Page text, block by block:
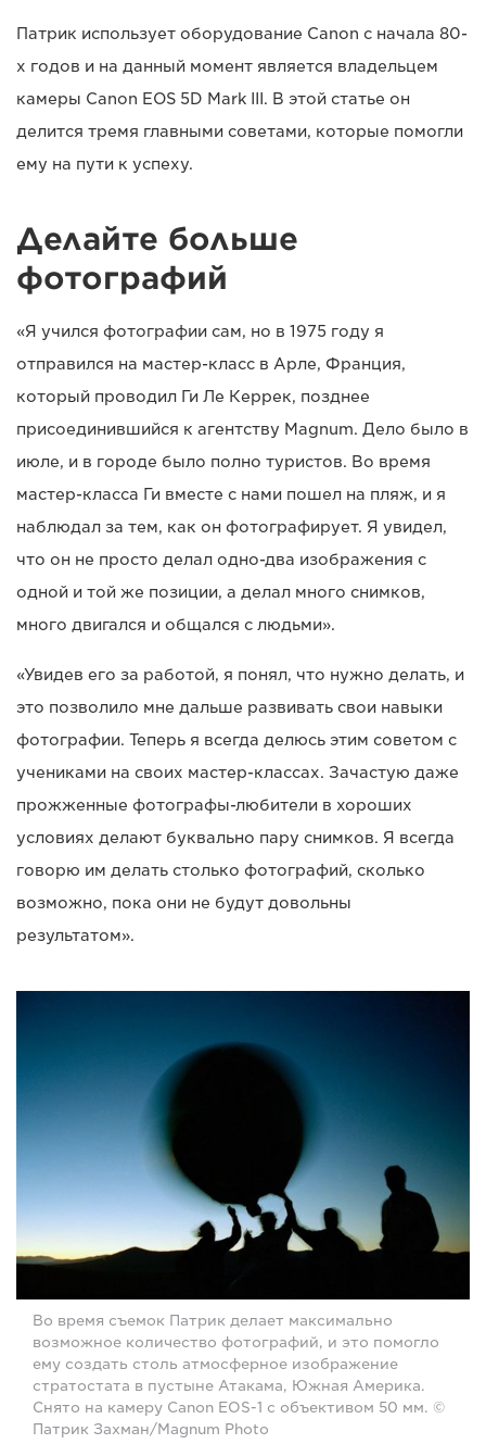
Патрик использует оборудование Canon с начала 80-
х годов и на данный момент является владельцем
камеры Canon EOS 5D Mark III. В этой статье он
делится тремя главными советами, которые помогли
ему на пути к успеху.
Делайте больше
фотографий
«Я учился фотографии сам, но в 1975 году я
отправился на мастер-класс в Арле, Франция,
который проводил Ги Ле Керрек, позднее
присоединившийся к агентству Magnum. Дело было в
июле, и в городе было полно туристов. Во время
мастер-класса Ги вместе с нами пошел на пляж, и я
наблюдал за тем, как он фотографирует. Я увидел,
что он не просто делал одно-два изображения с
одной и той же позиции, а делал много снимков,
много двигался и общался с людьми».
«Увидев его за работой, я понял, что нужно делать, и
это позволило мне дальше развивать свои навыки
фотографии. Теперь я всегда делюсь этим советом с
учениками на своих мастер-классах. Зачастую даже
прожженные фотографы-любители в хороших
условиях делают буквально пару снимков. Я всегда
говорю им делать столько фотографий, сколько
возможно, пока они не будут довольны
результатом».
Во время съемок Патрик делает максимально
возможное количество фотографий, и это помогло
ему создать столь атмосферное изображение
стратостата в пустыне Атакама, Южная Америка.
Снято на камеру Canon EOS-1 с объективом 50 мм. ©
Патрик Захман/Magnum Photo